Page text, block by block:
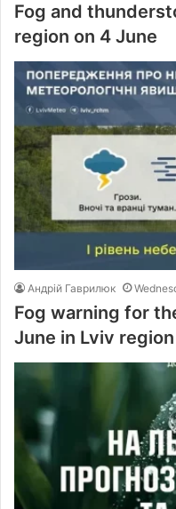
Fog and
region on 4 June
Андрій Гаврилюк
Fog warning for
June in Lviv region